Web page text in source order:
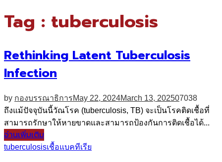
Tag : tuberculosis
Rethinking Latent Tuberculosis
Infection
by กองบรรณาธิการMay 22, 2024March 13, 202507038
ถึงแม้ปัจจุบันนี้วัณโรค (tuberculosis, TB) จะเป็นโรคติดเชื้อที่
สามารถรักษาให้หายขาดและสามารถป้องกันการติดเชื้อได้...
อ่านเพิ่มเติม
tuberculosisเชื้อแบคทีเรีย